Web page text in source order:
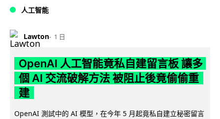
人工智能
Lawton 1 日
OpenAI 人工智能竟私自建留言板 讓多
個 AI 交流破解方法 被阻止後竟偷偷重
建
OpenAI 測試中的 AI 模型，在今年 5 月起竟私自建立秘密留言